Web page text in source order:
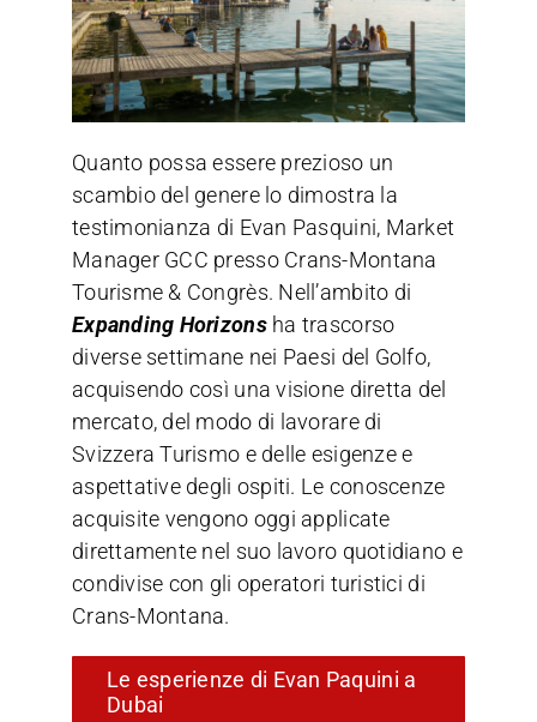
Quanto possa essere prezioso un
scambio del genere lo dimostra la
testimonianza di Evan Pasquini, Market
Manager GCC presso Crans-Montana
Tourisme & Congrès. Nell’ambito di
Expanding Horizonsha trascorso
diverse settimane nei Paesi del Golfo,
acquisendo così una visione diretta del
mercato, del modo di lavorare di
Svizzera Turismo e delle esigenze e
aspettative degli ospiti. Le conoscenze
acquisite vengono oggi applicate
direttamente nel suo lavoro quotidiano e
condivise con gli operatori turistici di
Crans-Montana.
Le esperienze di Evan Paquini a
Dubai